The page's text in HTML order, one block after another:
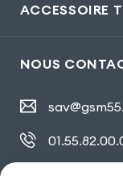
ACCESSOIRE
NOUS